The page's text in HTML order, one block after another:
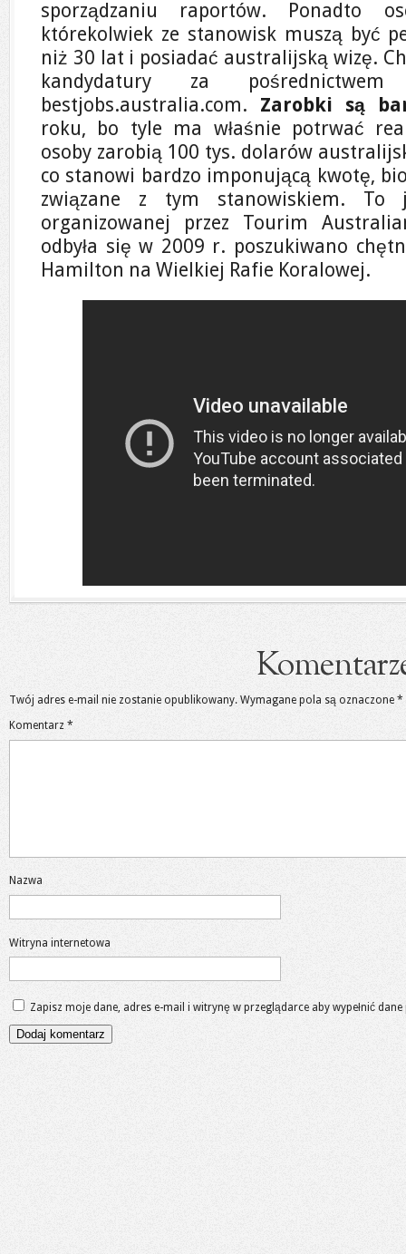
sporządzaniu raportów. Ponadto
którekolwiek ze stanowisk muszą być
niż 30 lat i posiadać australijską wizę.
kandydatury za
bestjobs.australia.com. Zarobki są
roku, bo tyle ma właśnie potrwać
osoby zarobią 100 tys. dolarów
co stanowi bardzo imponującą kwotę,
związane z tym stanowiskiem. To
organizowanej przez Tourim
odbyła się w 2009 r. poszukiwano
Hamilton na Wielkiej Rafie Koralowej.
Twój adres e-mail nie zostanie opublikowany. Wymagane pola są oznaczone *
Komentarz *
Nazwa
Witryna internetowa
Zapisz moje dane, adres e-mail i witrynę w przeglądarce aby wypełnić